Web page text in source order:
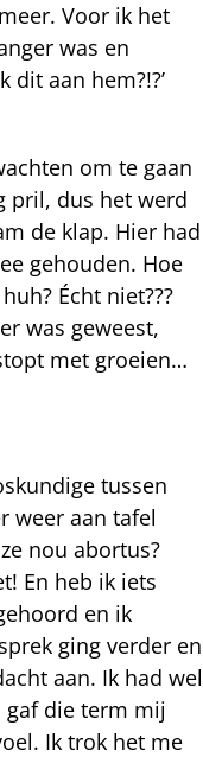
Voor ik het
was en
dit aan hem?!?’
om te gaan
pril, dus het werd
de klap. Hier had
gehouden. Hoe
Écht niet???
was geweest,
met groeien…
tussen
weer aan tafel
ze nou abortus?
En heb ik iets
en ik
ging verder en
aan. Ik had wel
die term mij
Ik trok het me